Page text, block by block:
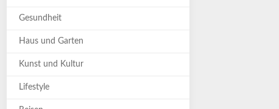
Gesundheit
Haus und Garten
Kunst und Kultur
Lifestyle